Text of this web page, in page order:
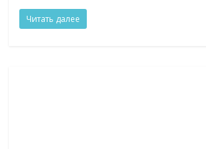
Читать далее